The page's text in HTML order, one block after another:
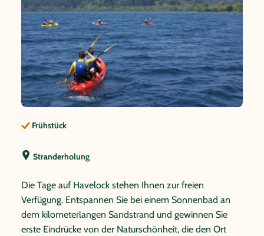
Frühstück
Stranderholung
Die Tage auf Havelock stehen Ihnen zur freien
Verfügung. Entspannen Sie bei einem Sonnenbad an
dem kilometerlangen Sandstrand und gewinnen Sie
erste Eindrücke von der Naturschönheit, die den Ort